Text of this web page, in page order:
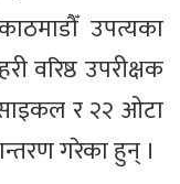
उपत्यका
वरिष्ठ उपरीक्षक
र २२ ओटा
गरेका हुन् ।